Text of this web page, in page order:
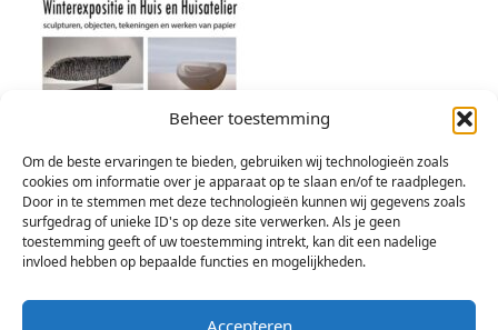
Beheer toestemming
Om de beste ervaringen te bieden, gebruiken wij technologieën zoals
cookies om informatie over je apparaat op te slaan en/of te raadplegen.
Door in te stemmen met deze technologieën kunnen wij gegevens zoals
surfgedrag of unieke ID's op deze site verwerken. Als je geen
toestemming geeft of uw toestemming intrekt, kan dit een nadelige
invloed hebben op bepaalde functies en mogelijkheden.
Accepteren